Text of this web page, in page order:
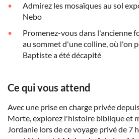
Admirez les mosaïques au sol
Nebo
Promenez-vous dans l'ancienne
au sommet d'une colline, où l'on
Baptiste a été décapité
Ce qui vous attend
Avec une prise en charge privée
Morte, explorez l'histoire biblique et
Jordanie lors de ce voyage privé de 7